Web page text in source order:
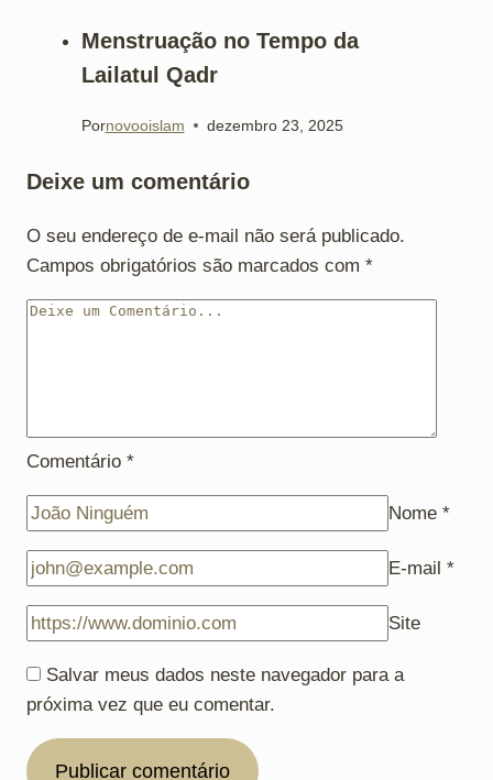
Menstruação no Tempo da
Lailatul Qadr
Pornovooislam dezembro 23, 2025
Deixe um comentário
O seu endereço de e-mail não será publicado.
Campos obrigatórios são marcados com *
Comentário *
Nome *
E-mail *
Site
Salvar meus dados neste navegador para a
próxima vez que eu comentar.